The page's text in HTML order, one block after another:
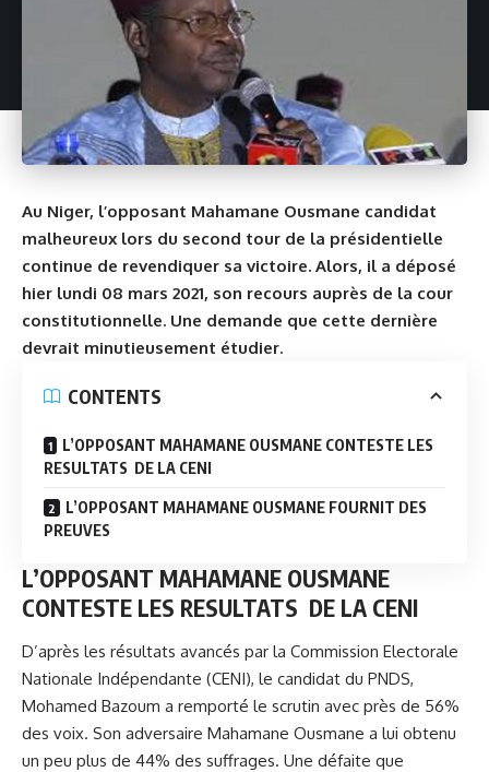
Au Niger, l’opposant Mahamane Ousmane candidat
malheureux lors du second tour de la présidentielle
continue de revendiquer sa victoire. Alors, il a déposé
hier lundi 08 mars 2021, son recours auprès de la cour
constitutionnelle. Une demande que cette dernière
devrait minutieusement étudier.
CONTENTS
L’OPPOSANT MAHAMANE OUSMANE CONTESTE LES
RESULTATS DE LA CENI
L’OPPOSANT MAHAMANE OUSMANE FOURNIT DES
PREUVES
L’OPPOSANT MAHAMANE OUSMANE
CONTESTE LES RESULTATS DE LA CENI
D’après les résultats avancés par la Commission Electorale
Nationale Indépendante (CENI), le candidat du PNDS,
Mohamed Bazoum a remporté le scrutin avec près de 56%
des voix. Son adversaire Mahamane Ousmane a lui obtenu
un peu plus de 44% des suffrages. Une défaite que